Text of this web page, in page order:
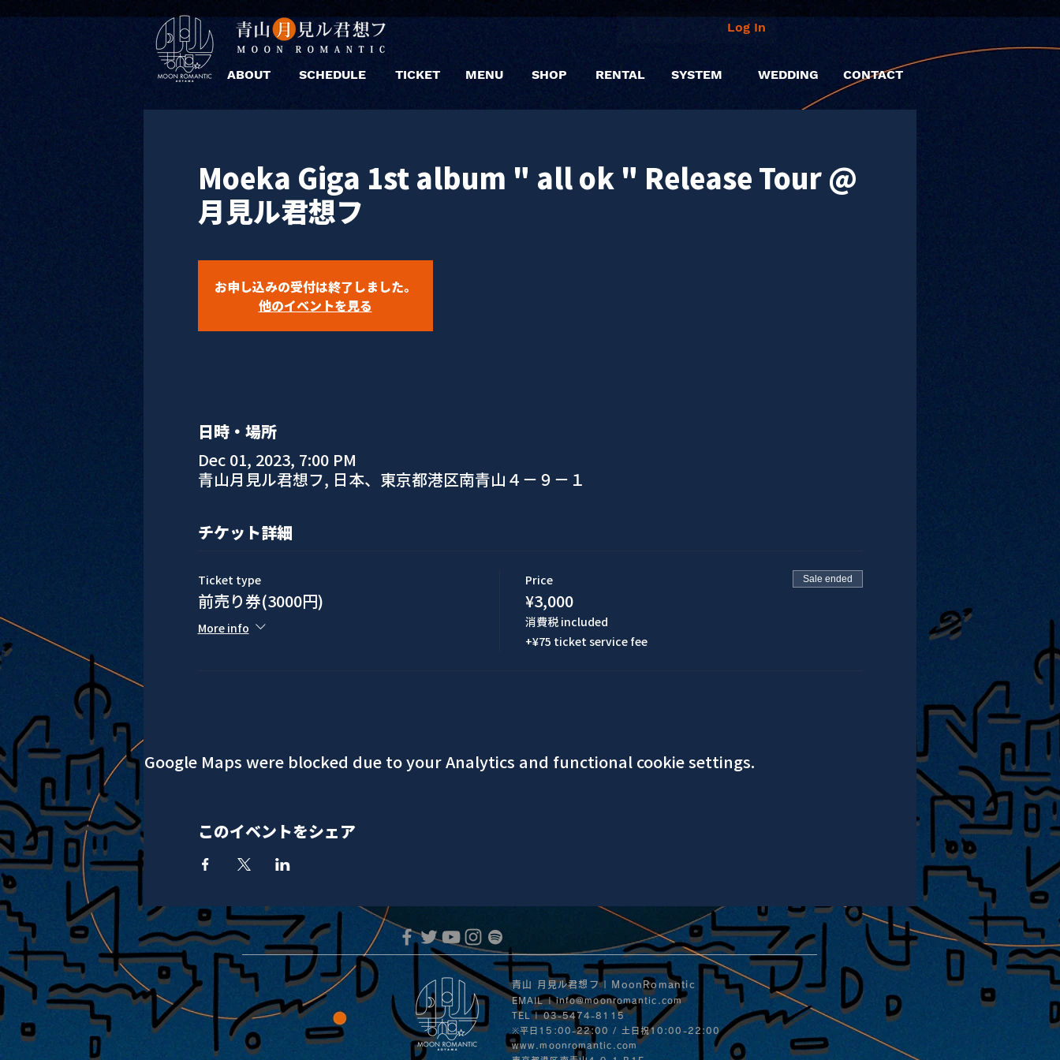
ABOUT SCHEDULE TICKET MENU SHOP
Log In
RENTAL SYSTEM WEDDING CONTACT
Moeka Giga 1st album " all ok " Release Tour @
月見ル君想フ
お申し込みの受付は終了しました。
他のイベントを見る
日時・場所
Dec 01, 2023, 7:00 PM
青山月見ル君想フ, 日本、東京都港区南青山４−９−１
チケット詳細
Ticket type
前売り券(3000円)
More info
Price
¥3,000
消費税 included
+¥75 ticket service fee
Sale ended
Google Maps were blocked due to your Analytics and functional cookie settings.
このイベントをシェア
青山 月見ル君想フ | MoonRomantic
EMAIL |info@moonromantic.com
TEL | 03-5474-8115
※平日15:00-22:00 / 土日祝10:00-22:00
www.moonromantic.com